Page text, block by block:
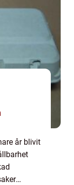
år blivit